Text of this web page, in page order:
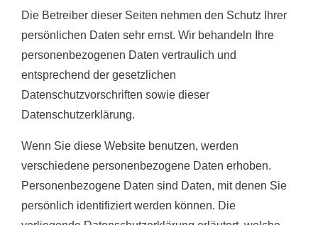
Die Betreiber dieser Seiten nehmen den Schutz Ihrer
persönlichen Daten sehr ernst. Wir behandeln Ihre
personenbezogenen Daten vertraulich und
entsprechend der gesetzlichen
Datenschutzvorschriften sowie dieser
Datenschutzerklärung.
Wenn Sie diese Website benutzen, werden
verschiedene personenbezogene Daten erhoben.
Personenbezogene Daten sind Daten, mit denen Sie
persönlich identifiziert werden können. Die